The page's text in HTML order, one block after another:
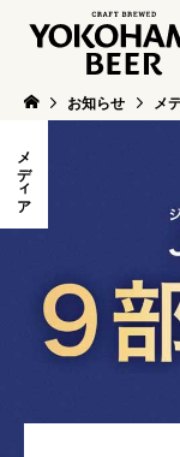
お知らせ メ
メディア